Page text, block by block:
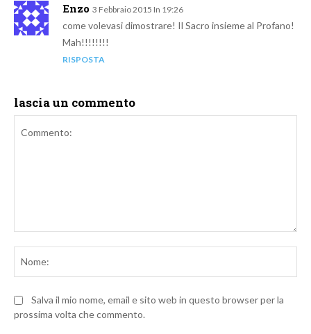
Enzo 3 Febbraio 2015 In 19:26
come volevasi dimostrare! Il Sacro insieme al Profano!
Mah!!!!!!!!
RISPOSTA
lascia un commento
Salva il mio nome, email e sito web in questo browser per la
prossima volta che commento.